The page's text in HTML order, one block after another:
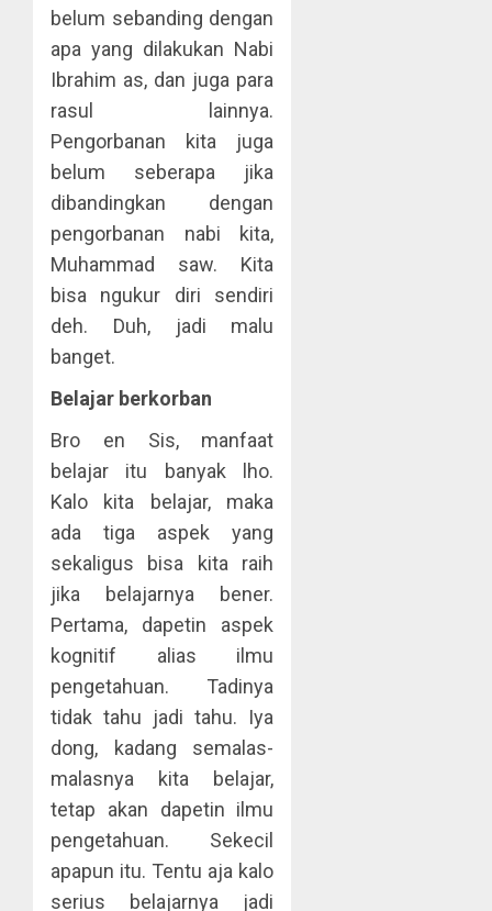
belum sebanding dengan
apa yang dilakukan Nabi
Ibrahim as, dan juga para
rasul lainnya.
Pengorbanan kita juga
belum seberapa jika
dibandingkan dengan
pengorbanan nabi kita,
Muhammad saw. Kita
bisa ngukur diri sendiri
deh. Duh, jadi malu
banget.
Belajar berkorban
Bro en Sis, manfaat
belajar itu banyak lho.
Kalo kita belajar, maka
ada tiga aspek yang
sekaligus bisa kita raih
jika belajarnya bener.
Pertama, dapetin aspek
kognitif alias ilmu
pengetahuan. Tadinya
tidak tahu jadi tahu. Iya
dong, kadang semalas-
malasnya kita belajar,
tetap akan dapetin ilmu
pengetahuan. Sekecil
apapun itu. Tentu aja kalo
serius belajarnya jadi